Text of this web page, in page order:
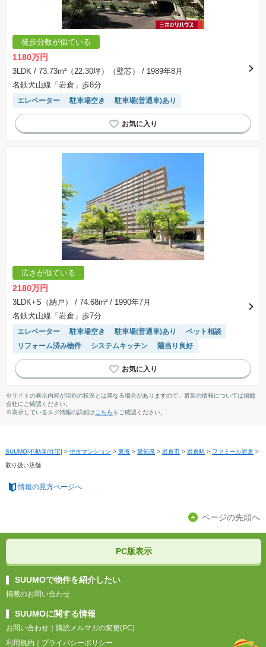
徒歩分数が似ている
1180万円
3LDK / 73.73m²（22.30坪）（壁芯）
/ 1989年8月
名鉄犬山線「岩倉」歩8分
エレベーター 駐車場空き 駐車場(普通車)あり
広さが似ている
2180万円
3LDK+S（納戸） / 74.68m² / 1990年7月
名鉄犬山線「岩倉」歩7分
エレベーター 駐車場空き 駐車場(普通車)あり
ペット相談
リフォーム済み物件
システムキッチン 陽当り良好
※サイトの表示内容が現在の状況とは異なる場合がありますので、最新の情報については掲載
会社にご確認ください。
※表示しているタグ情報の詳細は こちらをご確認ください。
SUUMO[不動産/住宅] > 中古マンション > 東海 > 愛知県 > 岩倉市 > 岩倉駅 > ファミール岩倉 >
取り扱い店舗
情報の見方ページへ
ページの先頭へ
PC版表示
SUUMOで物件を紹介したい
掲載のお問い合わせ
SUUMOに関する情報
お問い合わせ ｜ 購読メルマガの変更(PC)
利用規約 ｜ プライバシーポリシー